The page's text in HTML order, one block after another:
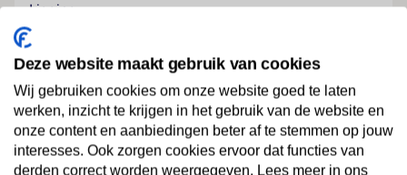
Ligging
Dit aantrekkelijke complex ligt op slechts enkele
schreden van het strand van Poniente en het
toeristische deel van Benidorm. In de omgeving van
het hotel bevinden zich winkelzones met winkels,
boetieks, bars en restaurants. Openbaar vervoer
bevindt zich direct voor de deur.
Deze website maakt gebruik van cookies
Wij gebruiken cookies om onze website goed te laten
werken, inzicht te krijgen in het gebruik van de website en
onze content en aanbiedingen beter af te stemmen op jouw
interesses. Ook zorgen cookies ervoor dat functies van
derden correct worden weergegeven. Lees meer in ons